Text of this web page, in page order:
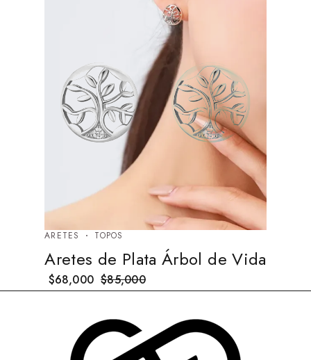
ARETES TOPOS
Aretes de Plata Árbol de Vida
$85,000
$68,000